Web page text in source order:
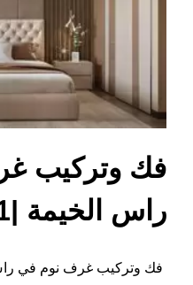
فك وتركيب
راس الخيمة |0503418441